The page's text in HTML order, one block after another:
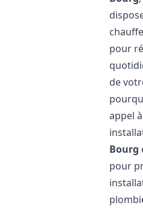
pour
de
appel
Bourg
pour